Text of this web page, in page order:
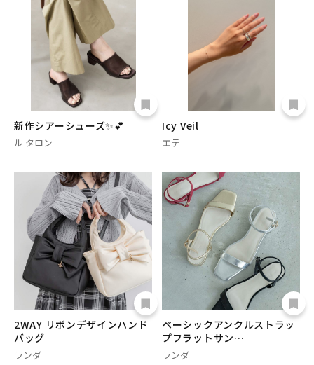
新作シアーシューズ✨💕
ル タロン
Icy Veil
エテ
2WAY リボンデザインハンド
バッグ
ランダ
ベーシックアンクルストラッ
プフラットサン…
ランダ